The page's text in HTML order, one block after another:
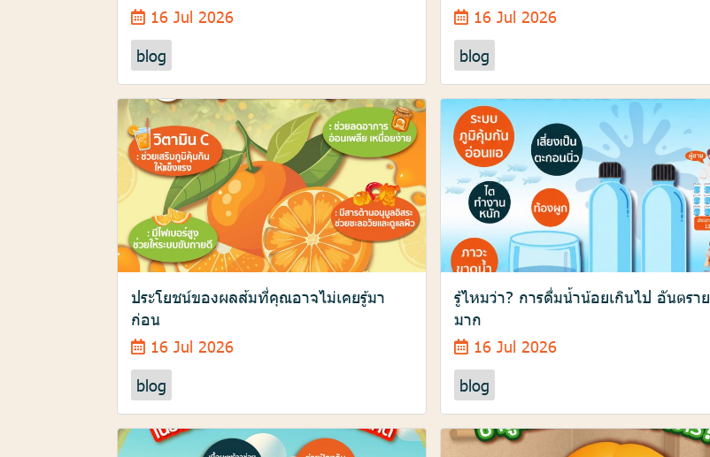
16 Jul 2026
blog
16 Jul 2026
blog
ประโยชน์ของผลส้มที่คุณอาจไม่เคยรู้มา
ก่อน
16 Jul 2026
blog
รู้ไหมว่า? การดื่มน้ำน้อยเกินไป อันตราย
มาก
16 Jul 2026
blog